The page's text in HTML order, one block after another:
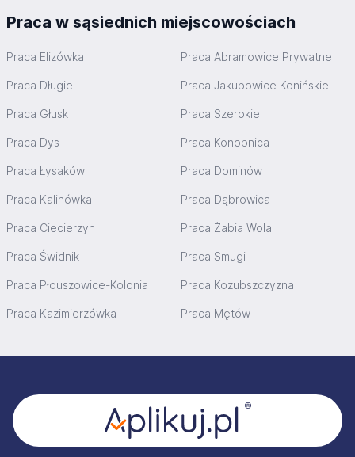
Praca w sąsiednich miejscowościach
Praca Elizówka Praca Abramowice Prywatne
Praca Długie Praca Jakubowice Konińskie
Praca Głusk Praca Szerokie
Praca Dys Praca Konopnica
Praca Łysaków Praca Dominów
Praca Kalinówka Praca Dąbrowica
Praca Ciecierzyn Praca Żabia Wola
Praca Świdnik Praca Smugi
Praca Płouszowice-Kolonia Praca Kozubszczyzna
Praca Kazimierzówka Praca Mętów